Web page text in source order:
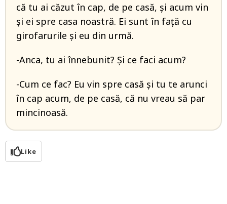
că tu ai căzut în cap, de pe casă, și acum vin
și ei spre casa noastră. Ei sunt în față cu
girofarurile și eu din urmă.
-Anca, tu ai înnebunit? Și ce faci acum?
-Cum ce fac? Eu vin spre casă și tu te arunci
în cap acum, de pe casă, că nu vreau să par
mincinoasă.
Like